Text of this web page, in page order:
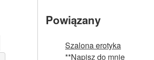
Powiązany
Szalona erotyka
**Napisz do mnie